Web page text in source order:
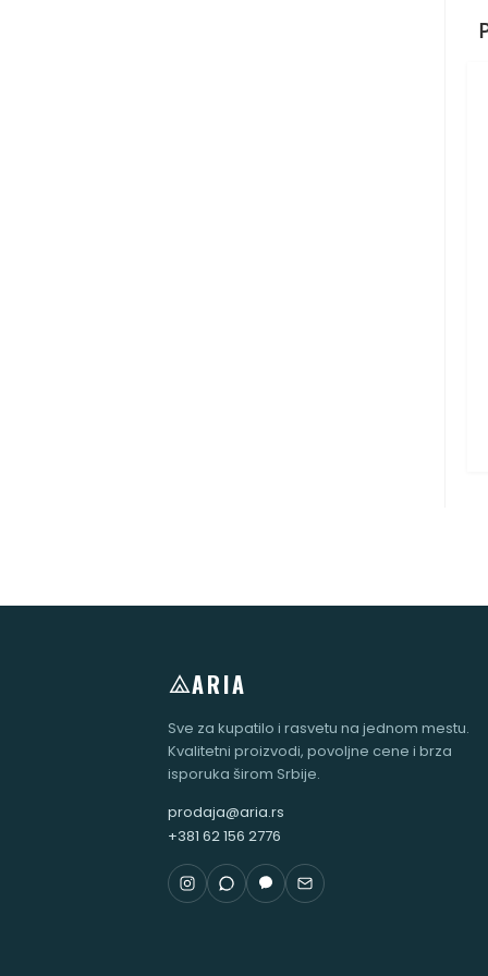
ARIA
Sve za kupatilo i rasvetu na jednom mestu.
Kvalitetni proizvodi, povoljne cene i brza
isporuka širom Srbije.
prodaja@aria.rs
+381 62 156 2776